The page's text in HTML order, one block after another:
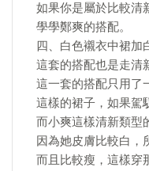
如果你是屬於比較清
學學鄭爽的搭配。
四、白色襯衣中裙加
這套的搭配也是走清
這一套的搭配只用了
這樣的裙子，如果駕
而小爽這樣清新類型
因為她皮膚比較白，
而且比較瘦，這樣穿